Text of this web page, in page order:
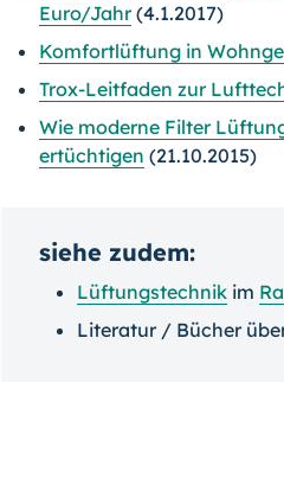
Euro/Jahr(4.1.2017)
Komfortlüftung in
Trox-Leitfaden zur
Wie moderne Filter
ertüchtigen (21.10.2015)
siehe zudem:
Lüftungstechnik im
Literatur / Bücher